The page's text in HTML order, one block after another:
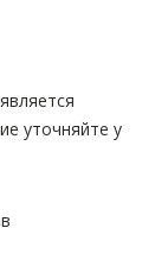
уточняйте у